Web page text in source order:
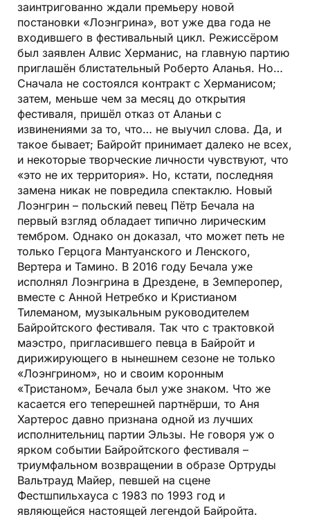
заинтригованно ждали премьеру новой
постановки «Лоэнгрина», вот уже два года не
входившего в фестивальный цикл. Режиссёром
был заявлен Алвис Херманис, на главную партию
приглашён блистательный Роберто Аланья. Но…
Сначала не состоялся контракт с Херманисом;
затем, меньше чем за месяц до открытия
фестиваля, пришёл отказ от Аланьи с
извинениями за то, что… не выучил слова. Да, и
такое бывает; Байройт принимает далеко не всех,
и некоторые творческие личности чувствуют, что
«это не их территория». Но, кстати, последняя
замена никак не повредила спектаклю. Новый
Лоэнгрин – польский певец Пётр Бечала на
первый взгляд обладает типично лирическим
тембром. Однако он доказал, что может петь не
только Герцога Мантуанского и Ленского,
Вертера и Тамино. В 2016 году Бечала уже
исполнял Лоэнгрина в Дрездене, в Земперопер,
вместе с Анной Нетребко и Кристианом
Тилеманом, музыкальным руководителем
Байройтского фестиваля. Так что с трактовкой
маэстро, пригласившего певца в Байройт и
дирижирующего в нынешнем сезоне не только
«Лоэнгрином», но и своим коронным
«Тристаном», Бечала был уже знаком. Что же
касается его теперешней партнёрши, то Аня
Хартерос давно признана одной из лучших
исполнительниц партии Эльзы. Не говоря уж о
ярком событии Байройтского фестиваля –
триумфальном возвращении в образе Ортруды
Вальтрауд Майер, певшей на сцене
Фестшпильхауса с 1983 по 1993 год и
являющейся настоящей легендой Байройта.